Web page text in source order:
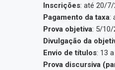
Inscrições: até 20/
Pagamento da taxa:
Prova objetiva: 5/10/
Divulgação da
Envio de títulos: 13
Prova discursiva